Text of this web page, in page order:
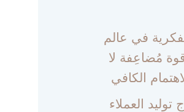
في عالم
مُضاعِفة لا
الكافي
توليد العملاء